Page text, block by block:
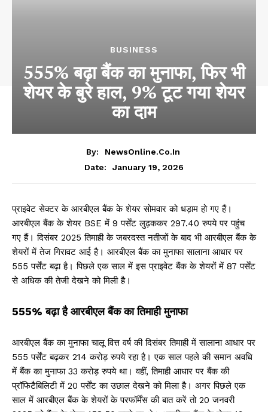
BUSINESS
555% बढ़ा बैंक का मुनाफा, फिर भी
शेयर के बुरे हाल, 9% टूट गया शेयर
का दाम
By:
NewsOnline.co.in
Date:
January 19, 2026
प्राइवेट सेक्टर के आरबीएल बैंक के शेयर सोमवार को धड़ाम हो गए हैं।
आरबीएल बैंक के शेयर BSE में 9 पर्सेंट लुढ़ककर 297.40 रुपये पर पहुंच
गए हैं। दिसंबर 2025 तिमाही के जबरदस्त नतीजों के बाद भी आरबीएल बैंक के
शेयरों में तेज गिरावट आई है। आरबीएल बैंक का मुनाफा सालाना आधार पर
555 पर्सेंट बढ़ा है। पिछले एक साल में इस प्राइवेट बैंक के शेयरों में 87 पर्सेंट
से अधिक की तेजी देखने को मिली है।
555% बढ़ा है आरबीएल बैंक का तिमाही मुनाफा
आरबीएल बैंक का मुनाफा चालू वित्त वर्ष की दिसंबर तिमाही में सालाना आधार पर
555 पर्सेंट बढ़कर 214 करोड़ रुपये रहा है। एक साल पहले की समान अवधि
में बैंक का मुनाफा 33 करोड़ रुपये था। वहीं, तिमाही आधार पर बैंक की
प्रॉफिटैबिलिटी में 20 पर्सेंट का उछाल देखने को मिला है। अगर पिछले एक
साल में आरबीएल बैंक के शेयरों के परफॉर्मेंस की बात करें तो 20 जनवरी